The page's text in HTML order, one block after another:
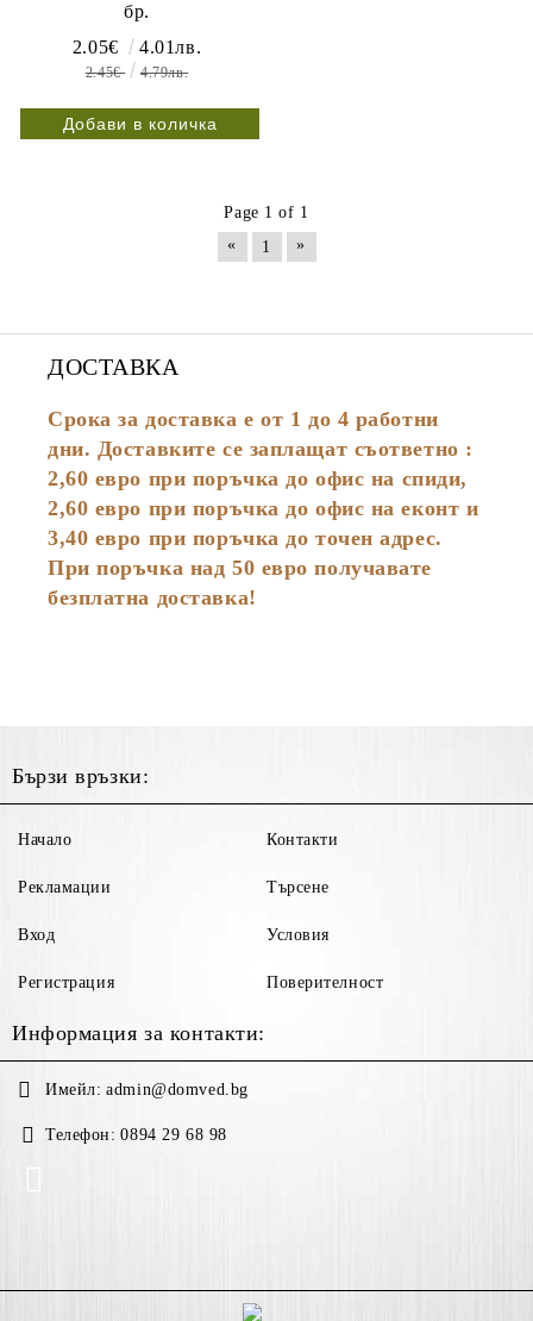
бр.
2.05€ 4.01лв.
2.45€ 4.79лв.
Page 1 of 1
«
1 »
ДОСТАВКА
Срока за доставка е от 1 до 4 работни
дни. Доставките се заплащат съответно :
2,60 евро при поръчка до офис на спиди,
2,60 евро при поръчка до офис на еконт и
3,40 евро при поръчка до точен адрес.
При поръчка над 50 евро получавате
безплатна доставка!
Бързи връзки:
Начало
Рекламации
Вход
Регистрация
Контакти
Търсене
Условия
Поверителност
Информация за контакти:
Имейл: admin@domved.bg
Телефон: 0894 29 68 98